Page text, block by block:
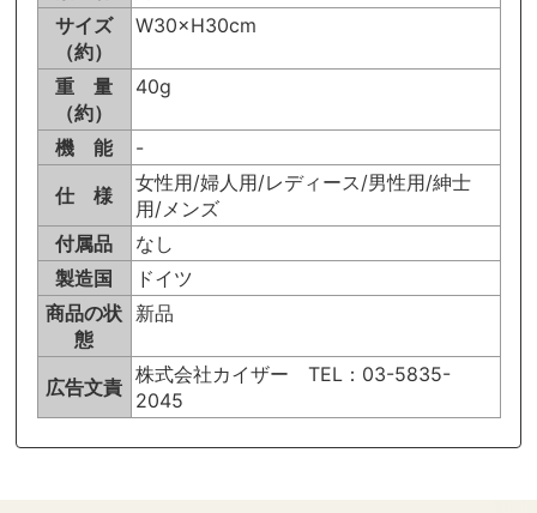
サイズ
（約）
W30×H30cm
重 量
（約）
40g
機 能
-
仕 様
女性用/婦人用/レディース/男性用/紳士
用/メンズ
付属品
なし
製造国
ドイツ
商品の状
態
新品
広告文責
株式会社カイザー TEL：03-5835-
2045